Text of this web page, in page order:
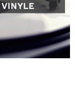
VINYLE